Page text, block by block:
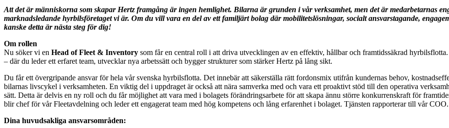
Att det är människorna som skapar Hertz framgång är ingen hemlighet. Bilarna är grunden i vår verksamhet, men det är medarbetarnas
marknadsledande hyrbilsföretaget vi är. Om du vill vara en del av ett familjärt bolag där mobilitetslösningar, socialt ansvarstagande,
kanske detta är nästa steg för dig!
Om rollen
Nu söker vi en Head of Fleet & Inventory som får en central roll i att driva utvecklingen av en effektiv, hållbar och framtidssäkrad
– där du leder ett erfaret team, utvecklar nya arbetssätt och bygger strukturer som stärker Hertz på lång sikt.
Du får ett övergripande ansvar för hela vår svenska hyrbilsflotta. Det innebär att säkerställa rätt fordonsmix utifrån kundernas behov,
bilarnas livscykel i verksamheten. En viktig del i uppdraget är också att nära samverka med och vara ett proaktivt stöd till den operativa
sätt. Detta är delvis en ny roll och du får möjlighet att vara med i bolagets förändringsarbete för att skapa ännu större konkurrenskraft för
blir chef för vår Fleetavdelning och leder ett engagerat team med hög kompetens och lång erfarenhet i bolaget. Tjänsten rapporterar till vår COO.
Dina huvudsakliga ansvarsområden: